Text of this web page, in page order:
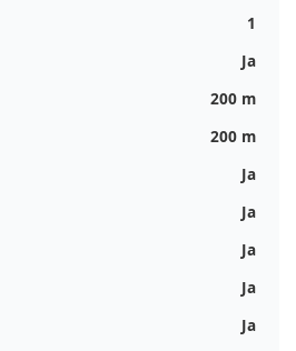
1
Ja
200 m
200 m
Ja
Ja
Ja
Ja
Ja